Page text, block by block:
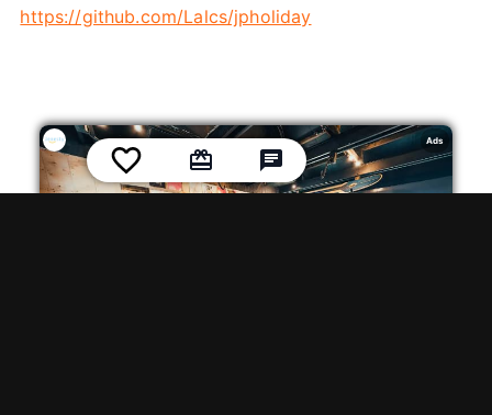
https://github.com/Lalcs/jpholiday
Ads